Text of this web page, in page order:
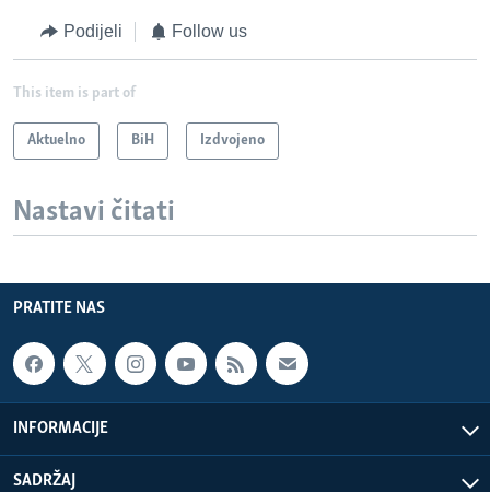
Podijeli Follow us
This item is part of
Aktuelno BiH Izdvojeno
Nastavi čitati
PRATITE NAS
INFORMACIJE
SADRŽAJ